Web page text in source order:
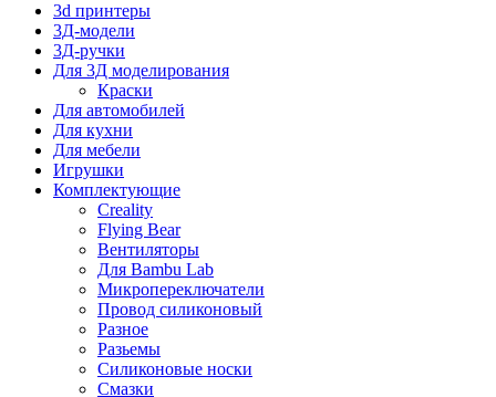
3d принтеры
3Д-модели
3Д-ручки
Для 3Д моделирования
Краски
Для автомобилей
Для кухни
Для мебели
Игрушки
Комплектующие
Creality
Flying Bear
Вентиляторы
Для Bambu Lab
Микропереключатели
Провод силиконовый
Разное
Разьемы
Силиконовые носки
Смазки